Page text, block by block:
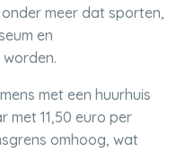
meer dat sporten,
en
met een huurhuis
11,50 euro per
omhoog, wat